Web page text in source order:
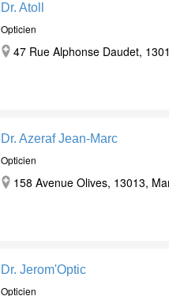
Dr. Atoll
Opticien
47 Rue Alphonse Daudet,
Dr. Azeraf Jean-Marc
Opticien
158 Avenue Olives, 13013,
Dr. Jerom'Optic
Opticien